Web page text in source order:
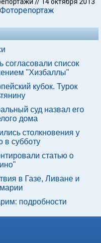
// 14 октября 2013
согласовали список
"Хизбаллы"
кубок. Турок
суд назвал его
дома
столкновения у
в субботу
статью о
в Газе, Ливане и
подробности